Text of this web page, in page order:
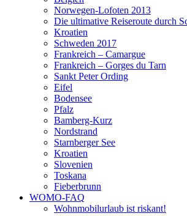
Norwegen-Lofoten 2013
Die ultimative Reiseroute durch
Kroatien
Schweden 2017
Frankreich – Camargue
Frankreich – Gorges du Tarn
Sankt Peter Ording
Eifel
Bodensee
Pfalz
Bamberg-Kurz
Nordstrand
Starnberger See
Kroatien
Slovenien
Toskana
Fieberbrunn
WOMO-FAQ
Wohnmobilurlaub ist riskant!